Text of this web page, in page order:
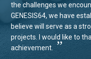
the challenges we
GENESIS64, we have
believe will serve as a
projects. I would like to
achievement. ”